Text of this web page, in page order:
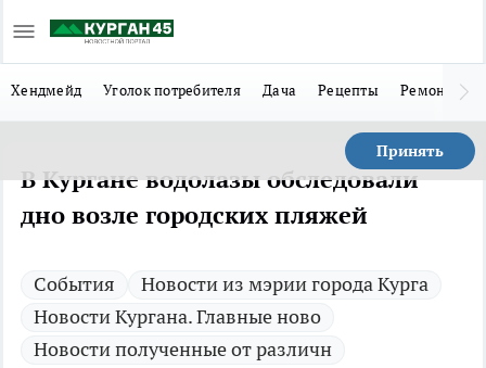
Хендмейд Уголок потребителя Дача Рецепты Ремонт
Принять
В Кургане водолазы обследовали
дно возле городских пляжей
Cобытия
Новости из мэрии города Курга
Новости Кургана. Главные ново
Новости полученные от различн